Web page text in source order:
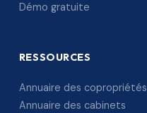
Démo gratuite
RESSOURCES
Annuaire des copropriétés
Annuaire des cabinets